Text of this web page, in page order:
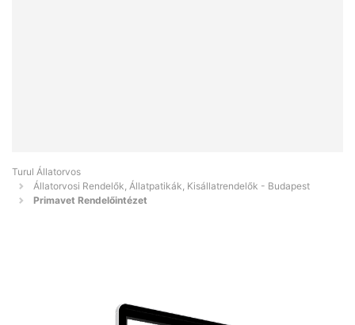
Turul Állatorvos
Állatorvosi Rendelők, Állatpatikák, Kisállatrendelők - Budapest
Primavet Rendelőintézet